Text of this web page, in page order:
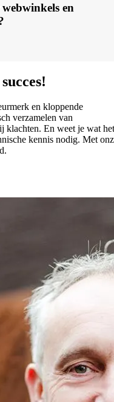
en
en kloppende
verzamelen van
klachten. En weet je wat het
kennis nodig. Met